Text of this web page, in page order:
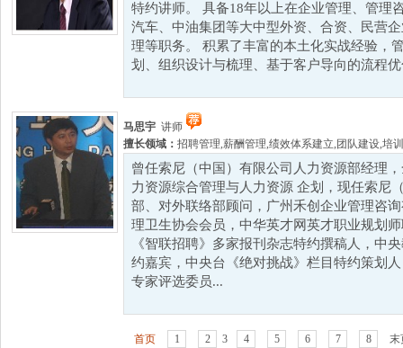
特约讲师。 具备18年以上在企业管理、管理
汽车、中油集团等大中型外资、合资、民营
理等职务。 积累了丰富的本土化实战经验，
划、组织设计与梳理、基于客户导向的流程
马思宇 讲师
擅长领域： 招聘管理,薪酬管理,绩效体系建立, 团队建设,培
曾任索尼（中国）有限公司人力资源部经理
力资源综合管理与人力资源 企划，现任索尼
部、对外联络部顾问，广州禾创企业管理咨
理卫生协会会员，中华英才网英才职业规划
《智联招聘》多家报刊杂志特约撰稿人，中
约嘉宾，中央台《绝对挑战》栏目特约策划
专家评选委员...
首页 1 2 3 4 5 6 7 8 末